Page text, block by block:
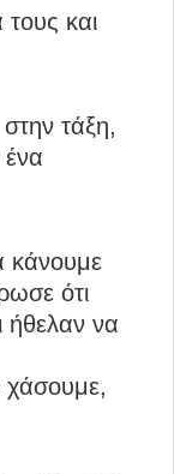
και
τάξη,
κάνουμε
ότι
ήθελαν να
χάσουμε,